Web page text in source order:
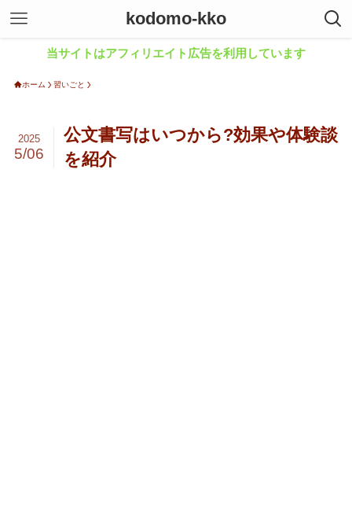
kodomo-kko
当サイトはアフィリエイト広告を利用しています
ホーム 習いごと
公文書写はいつから?効果や体験談
を紹介
2025
5/06